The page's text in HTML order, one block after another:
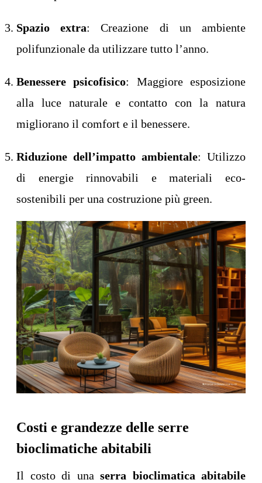
Spazio extra: Creazione di un ambiente
polifunzionale da utilizzare tutto l’anno.
Benessere psicofisico: Maggiore esposizione
alla luce naturale e contatto con la natura
migliorano il comfort e il benessere.
Riduzione dell’impatto ambientale: Utilizzo
di energie rinnovabili e materiali eco-
sostenibili per una costruzione più green.
Costi e grandezze delle serre
bioclimatiche abitabili
Il costo di una serra bioclimatica abitabile